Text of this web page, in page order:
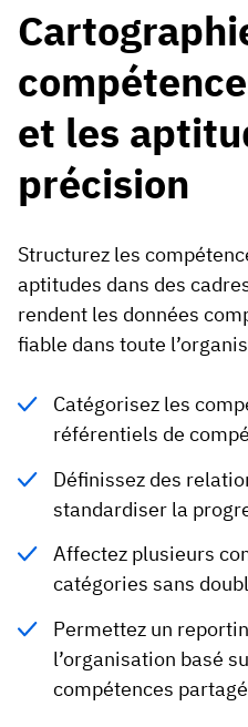
et les
précision
Structurez les
aptitudes dans des
rendent les données
fiable dans toute
Catégorisez les
référentiels de
Définissez des
standardiser la
Affectez plusieurs
catégories sans
Permettez un
l’organisation basé
compétences